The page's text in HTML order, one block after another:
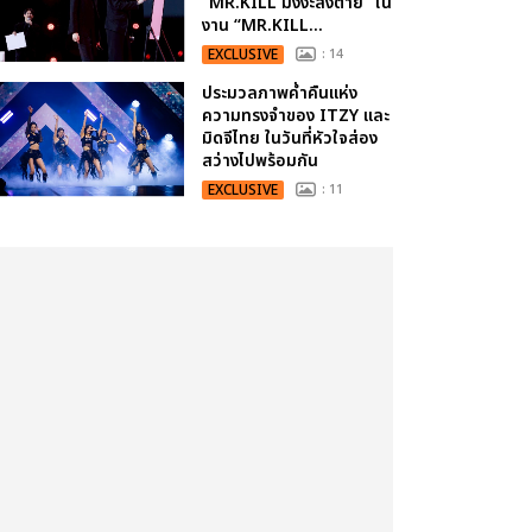
งาน “MR.KILL...
EXCLUSIVE : 14
ประมวลภาพค่ำคืนแห่ง
ความทรงจำของ ITZY และ
มิดจีไทย ในวันที่หัวใจส่อง
สว่างไปพร้อมกัน
EXCLUSIVE : 11